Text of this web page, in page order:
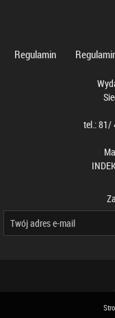
Regulamin
tel.: 81/